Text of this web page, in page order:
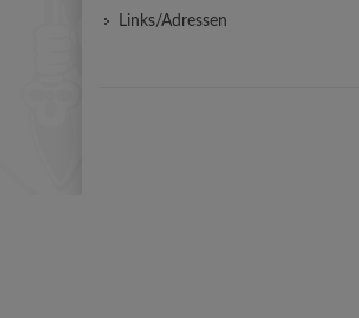
Links/Adressen